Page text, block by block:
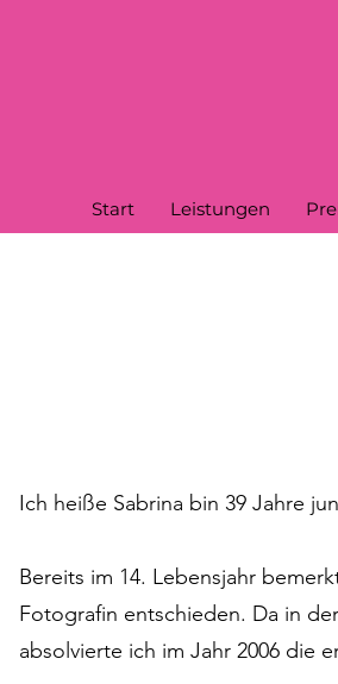
Start Leistungen
Ich heiße Sabrina bin 39 Jahre
Bereits im 14. Lebensjahr
Fotografin entschieden. Da in
absolvierte ich im Jahr 2006 die